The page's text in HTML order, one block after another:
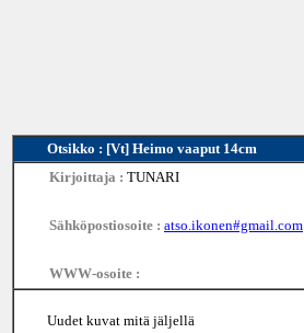
Otsikko : [Vt] Heimo vaaput 14cm
Kirjoittaja : TUNARI
Sähköpostiosoite : atso.ikonen#gmail.com
WWW-osoite :
Uudet kuvat mitä jäljellä